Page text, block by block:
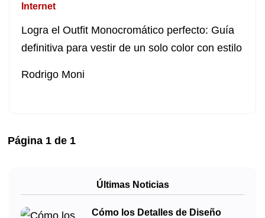
Internet
Logra el Outfit Monocromático perfecto: Guía
definitiva para vestir de un solo color con estilo
Rodrigo Moni
Página 1 de 1
Últimas Noticias
Cómo los Detalles de Diseño